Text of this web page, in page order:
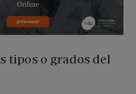
tipos o grados del